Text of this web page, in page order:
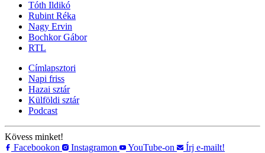
Tóth Ildikó
Rubint Réka
Nagy Ervin
Bochkor Gábor
RTL
Címlapsztori
Napi friss
Hazai sztár
Külföldi sztár
Podcast
Kövess minket!
Facebookon
Instagramon YouTube-on Írj e-mailt!